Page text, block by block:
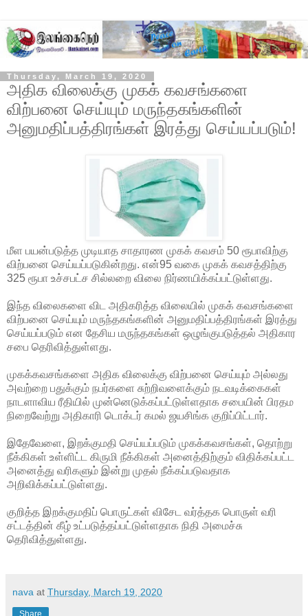
Thursday, March 19, 2020
அதிக விலைக்கு முகக் கவசங்களை
விற்பனை செய்யும் மருந்தகங்களின்
அனுமதிப்பத்திரங்கள் இரத்து செய்யப்படும்!
மீள பயன்படுத்த முடியாத சாதாரண முகக் கவசம் 50 ரூபாவிற்கு
விற்பனை செய்யப்படுகின்றது. என்95 வகை முகக் கவசத்திற்கு
325 ரூபா உச்சபட்ச சில்லறை விலை நிர்ணயிக்கப்பட்டுள்ளது.
இந்த விலைகளை விட அதிகரித்த விலையில் முகக் கவசங்களை
விற்பனை செய்யும் மருந்தகங்களின் அனுமதிப்பத்திரங்கள் இரத்து
செய்யப்படும் என தேசிய மருந்தகங்கள் ஒழுங்குபடுத்தல் அதிகார
சபை தெரிவித்துள்ளது.
முகக்கவசங்களை அதிக விலைக்கு விற்பனை செய்யும் அல்லது
அவற்றை பதுக்கும் நபர்களை சுற்றிவளைக்கும் நடவடிக்கைகள்
நாடளாவிய ரீதியில் முன்னெடுக்கப்பட்டுள்ளதாக சபையின் பிரதம
நிறைவேற்று அதிகாரி டொக்டர் கமல் ஜயசிங்க குறிப்பிட்டார்.
இதேவேளை, இறக்குமதி செய்யப்படும் முகக்கவசங்கள், தொற்று
நீக்கிகள் உள்ளிட்ட கிருமி நீக்கிகள் அனைத்திற்கும் விதிக்கப்பட்ட
அனைத்து வரிகளும் இன்று முதல் நீக்கப்படுவதாக
அறிவிக்கப்பட்டுள்ளது.
குறித்த இறக்குமதிப் பொருட்கள் விசேட வர்த்தக பொருள் வரி
சட்டத்தின் கீழ் உட்படுத்தப்பட்டுள்ளதாக நிதி அமைச்சு
தெரிவித்துள்ளது.
nava at Thursday, March 19, 2020
Share